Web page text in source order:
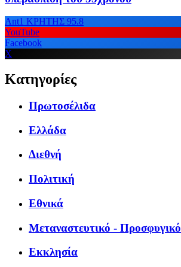
Ant1 ΚΡΗΤΗΣ 95.8
YouTube
Facebook
X
Κατηγορίες
Πρωτοσέλιδα
Ελλάδα
Διεθνή
Πολιτική
Εθνικά
Μεταναστευτικό - Προσφυγικό
Εκκλησία